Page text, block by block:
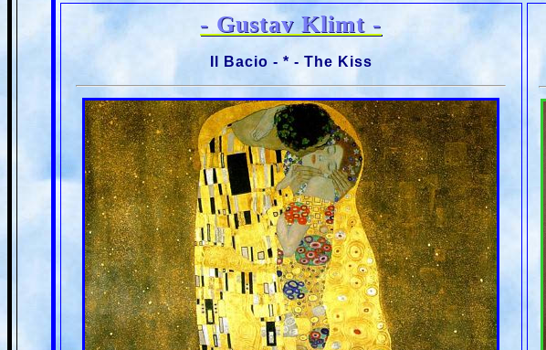
- Gustav Klimt -
Il Bacio - * - The Kiss